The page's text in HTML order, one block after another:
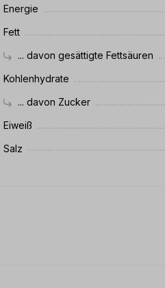
Energie
Fett
... davon gesättigte Fettsäuren
Kohlenhydrate
... davon Zucker
Eiweiß
Salz